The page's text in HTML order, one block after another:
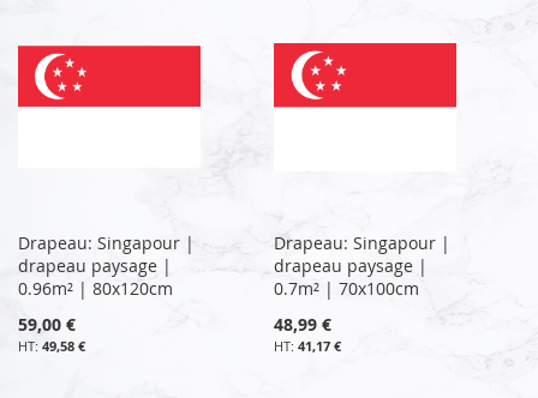
Drapeau: Singapour |
drapeau paysage |
0.96m² | 80x120cm
59,00 €
49,58 €
Drapeau: Singapour |
drapeau paysage |
0.7m² | 70x100cm
48,99 €
41,17 €